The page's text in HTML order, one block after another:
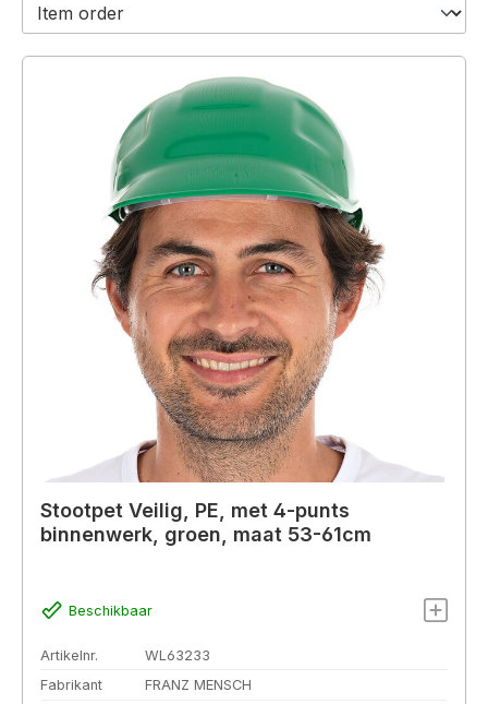
Stootpet Veilig, PE, met 4-punts
binnenwerk, groen, maat 53-61cm
Beschikbaar
Artikelnr.
WL63233
Fabrikant
FRANZ MENSCH